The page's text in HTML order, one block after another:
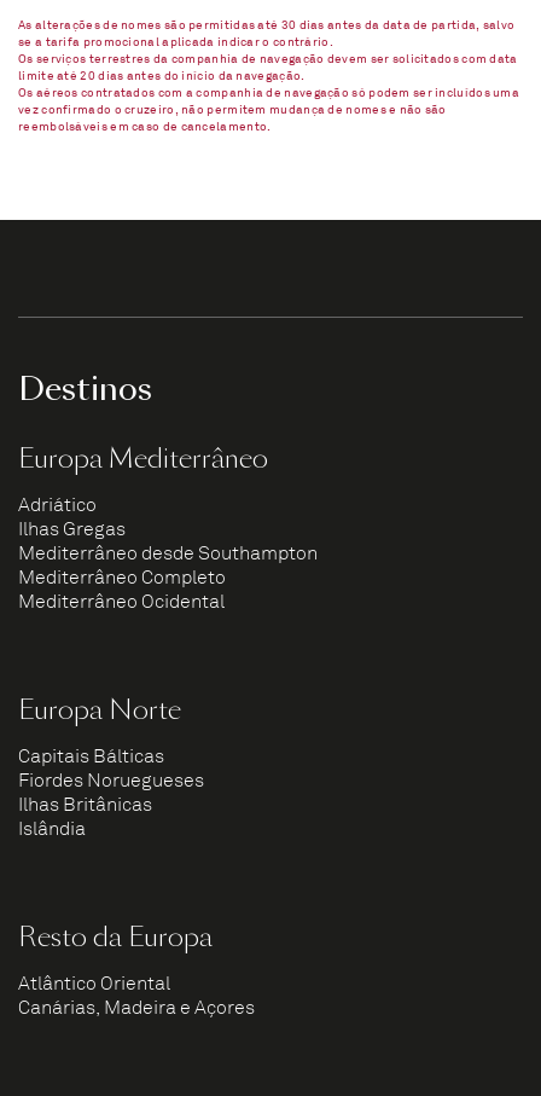
As alterações de nomes são permitidas até 30 dias antes da data de partida, salvo
se a tarifa promocional aplicada indicar o contrário.
Os serviços terrestres da companhia de navegação devem ser solicitados com data
limite até 20 dias antes do início da navegação.
Os aéreos contratados com a companhia de navegação só podem ser incluídos uma
vez confirmado o cruzeiro, não permitem mudança de nomes e não são
reembolsáveis em caso de cancelamento.​
Destinos
Europa Mediterrâneo
Adriático
Ilhas Gregas
Mediterrâneo desde Southampton
Mediterrâneo Completo
Mediterrâneo Ocidental
Europa Norte
Capitais Bálticas
Fiordes Noruegueses
Ilhas Britânicas
Islândia
Resto da Europa
Atlântico Oriental
Canárias, Madeira e Açores